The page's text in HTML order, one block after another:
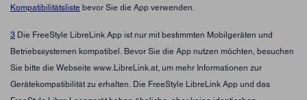
Kompatibilitätsliste bevor Sie die App verwenden.
3 Die FreeStyle LibreLink App ist nur mit bestimmten Mobilgeräten und
Betriebssystemen kompatibel. Bevor Sie die App nutzen möchten, besuchen
Sie bitte die Webseite www.LibreLink.at, um mehr Informationen zur
Gerätekompatibilität zu erhalten. Die FreeStyle LibreLink App und das